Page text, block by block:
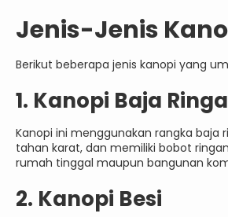
Jenis-Jenis
Berikut beberapa jenis kanopi yang
1. Kanopi Baja
Kanopi ini menggunakan rangka baja
tahan karat, dan memiliki bobot
rumah tinggal maupun bangunan
2. Kanopi Besi